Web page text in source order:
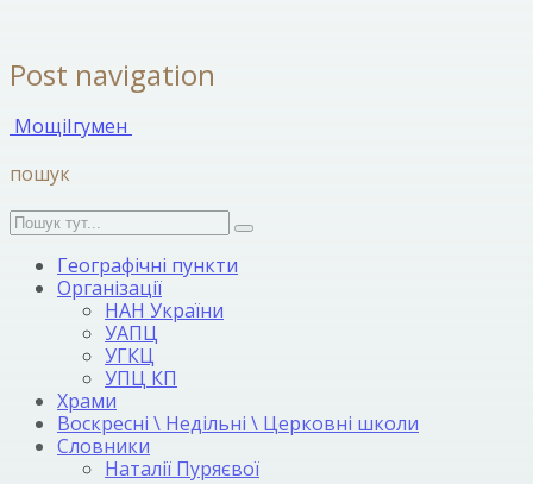
Post navigation
МощіІгумен
пошук
Географічні пункти
Організації
НАН України
УАПЦ
УГКЦ
УПЦ КП
Храми
Воскресні \ Недільні \ Церковні школи
Словники
Наталії Пуряєвої